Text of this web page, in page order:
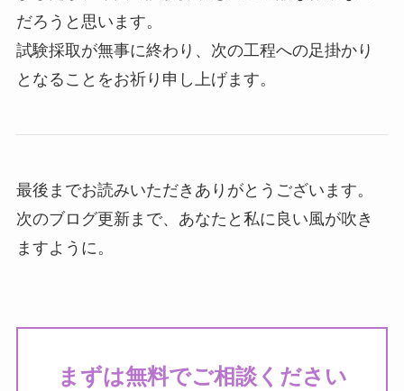
だろうと思います。
試験採取が無事に終わり、次の工程への足掛かり
となることをお祈り申し上げます。
最後までお読みいただきありがとうございます。
次のブログ更新まで、あなたと私に良い風が吹き
ますように。
まずは無料でご相談ください